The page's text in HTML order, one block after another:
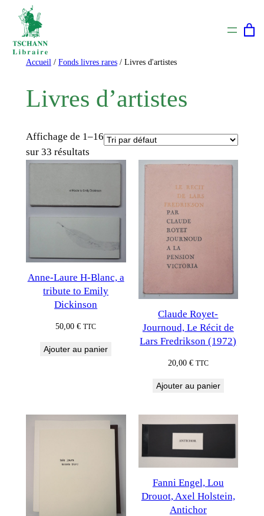
Aller
contenu
Accueil / Fonds livres rares/ Livres d'artistes
Livres d’artistes
Affichage de 1–16
sur 33 résultats
Anne-Laure H-Blanc, a
tribute to Emily
Dickinson
50,00€ TTC
Ajouter au panier
Claude Royet-
Journoud, Le Récit de
Lars Fredrikson (1972)
20,00 € TTC
Ajouter au panier
Fanni Engel, Lou
Drouot, Axel Holstein,
Antichor